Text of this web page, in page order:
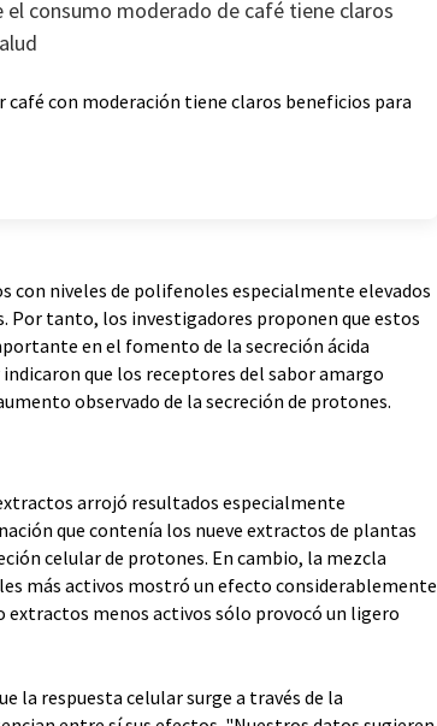
el consumo moderado de café tiene claros
café con moderación tiene claros beneficios para
con niveles de polifenoles especialmente elevados
tanto, los investigadores proponen que estos
en el fomento de la secreción ácida
que los receptores del sabor amargo
observado de la secreción de protones.
arrojó resultados especialmente
que contenía los nueve extractos de plantas
celular de protones. En cambio, la mezcla
más activos mostró un efecto considerablemente
extractos menos activos sólo provocó un ligero
la respuesta celular surge a través de la